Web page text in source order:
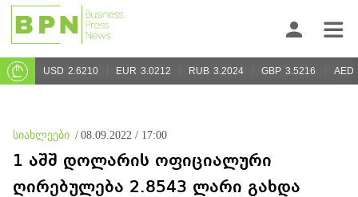
USD 2.6210 EUR 3.0212 RUB 3.2024 GBP 3.5216 AED
სიახლეები / 08.09.2022 / 17:00
1 აშშ დოლარის ოფიციალური
ღირებულება 2.8543 ლარი გახდა